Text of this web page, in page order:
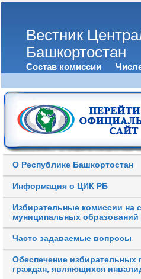
Вестник
Башкортостан
Состав комиссии
О Республике Башкортостан
Информация о ЦИК РБ
Избирательные комиссии на
муниципальных образований
Часто задаваемые вопросы
Обеспечение избирательных
граждан, являющихся